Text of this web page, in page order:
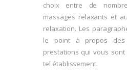
choix entre de
massages relaxants et
relaxation. Les
le point à propos
prestations qui vous
tel établissement.